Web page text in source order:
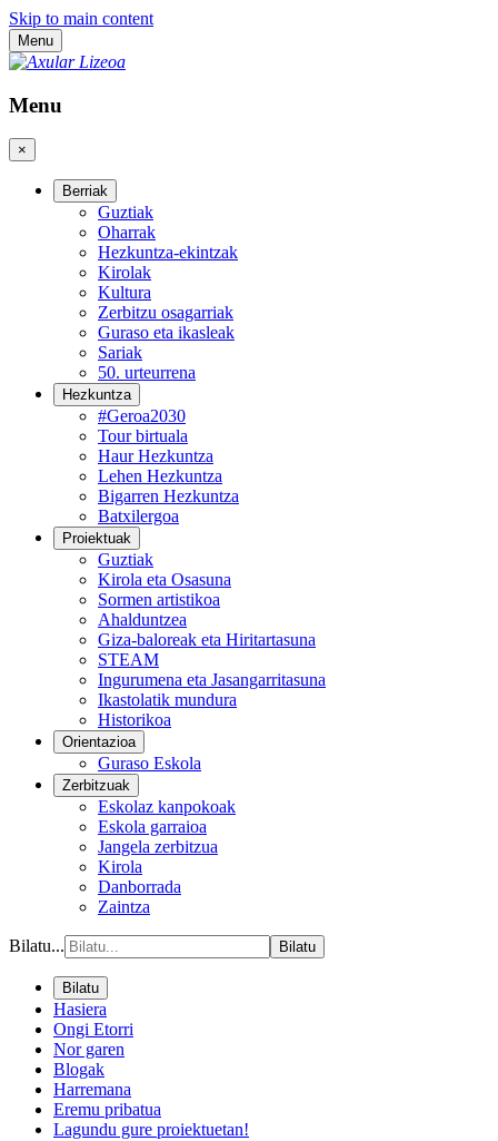
Skip to main content
Menu
Menu
×
Berriak
Guztiak
Oharrak
Hezkuntza-ekintzak
Kirolak
Kultura
Zerbitzu osagarriak
Guraso eta ikasleak
Sariak
50. urteurrena
Hezkuntza
#Geroa2030
Tour birtuala
Haur Hezkuntza
Lehen Hezkuntza
Bigarren Hezkuntza
Batxilergoa
Proiektuak
Guztiak
Kirola eta Osasuna
Sormen artistikoa
Ahalduntzea
Giza-baloreak eta Hiritartasuna
STEAM
Ingurumena eta Jasangarritasuna
Ikastolatik mundura
Historikoa
Orientazioa
Guraso Eskola
Zerbitzuak
Eskolaz kanpokoak
Eskola garraioa
Jangela zerbitzua
Kirola
Danborrada
Zaintza
Bilatu... Bilatu
Bilatu
Hasiera
Ongi Etorri
Nor garen
Blogak
Harremana
Eremu pribatua
Lagundu gure proiektuetan!